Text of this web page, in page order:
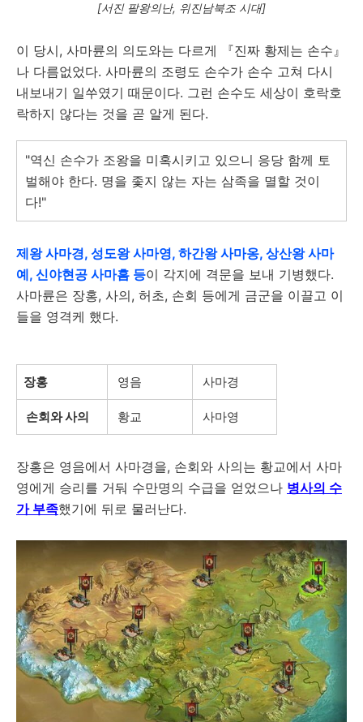
[서진 팔왕의난, 위진남북조 시대]
이 당시, 사마륜의 의도와는 다르게 『진짜 황제는 손수』
나 다름없었다. 사마륜의 조령도 손수가 손수 고쳐 다시
내보내기 일쑤였기 때문이다. 그런 손수도 세상이 호락호
락하지 않다는 것을 곧 알게 된다.
"역신 손수가 조왕을 미혹시키고 있으니 응당 함께 토
벌해야 한다. 명을 좇지 않는 자는 삼족을 멸할 것이
다!"
제왕 사마경, 성도왕 사마영, 하간왕 사마옹, 상산왕 사마
예, 신야현공 사마흠 등이 각지에 격문을 보내 기병했다.
사마륜은 장홍, 사의, 허초, 손회 등에게 금군을 이끌고 이
들을 영격케 했다.
장홍 영음 사마경
손회와 사의 황교 사마영
장홍은 영음에서 사마경을, 손회와 사의는 황교에서 사마
영에게 승리를 거둬 수만명의 수급을 얻었으나 병사의 수
가 부족했기에 뒤로 물러난다.